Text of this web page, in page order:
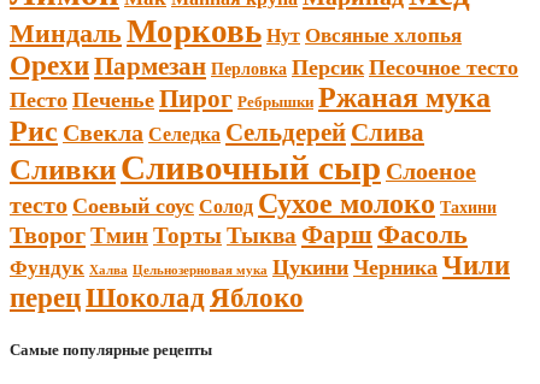
Миндаль Морковь Нут Овсяные хлопья
ОрехиПармезан Перловка Персик Песочное тесто
Песто Печенье Пирог Ребрышки Ржаная мука
Рис Свекла Селедка Сельдерей Слива
СливкиСливочный сыр Слоеное
тесто Соевый соус Солод Сухое молоко Тахини
ТворогТминТортыТыква ФаршФасоль
Фундук Халва Цельнозерновая мука Цукини Черника Чили
перецШоколад Яблоко
Самые популярные рецепты